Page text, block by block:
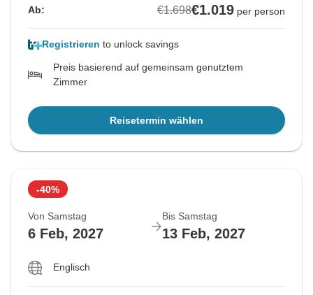
Ab: €1.698€1.019 per person
Registrieren to unlock savings
Preis basierend auf gemeinsam genutztem
Zimmer
Reisetermin wählen
-40%
Von Samstag
6 Feb, 2027
Bis Samstag
13 Feb, 2027
Englisch